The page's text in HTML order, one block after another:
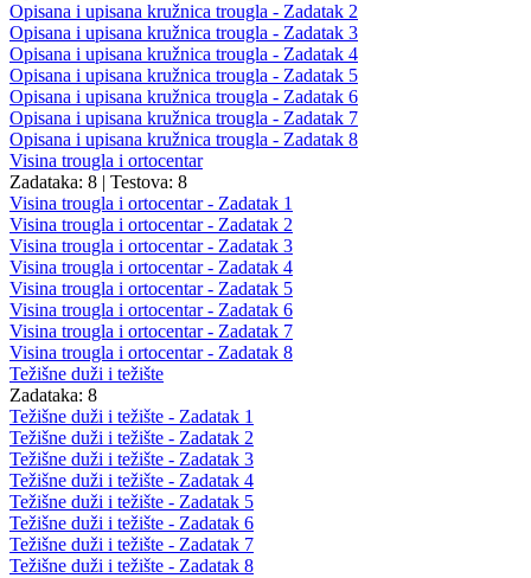
Opisana i upisana kružnica trougla - Zadatak 2
Opisana i upisana kružnica trougla - Zadatak 3
Opisana i upisana kružnica trougla - Zadatak 4
Opisana i upisana kružnica trougla - Zadatak 5
Opisana i upisana kružnica trougla - Zadatak 6
Opisana i upisana kružnica trougla - Zadatak 7
Opisana i upisana kružnica trougla - Zadatak 8
Visina trougla i ortocentar
Zadataka: 8 | Testova: 8
Visina trougla i ortocentar - Zadatak 1
Visina trougla i ortocentar - Zadatak 2
Visina trougla i ortocentar - Zadatak 3
Visina trougla i ortocentar - Zadatak 4
Visina trougla i ortocentar - Zadatak 5
Visina trougla i ortocentar - Zadatak 6
Visina trougla i ortocentar - Zadatak 7
Visina trougla i ortocentar - Zadatak 8
Težišne duži i težište
Zadataka: 8
Težišne duži i težište - Zadatak 1
Težišne duži i težište - Zadatak 2
Težišne duži i težište - Zadatak 3
Težišne duži i težište - Zadatak 4
Težišne duži i težište - Zadatak 5
Težišne duži i težište - Zadatak 6
Težišne duži i težište - Zadatak 7
Težišne duži i težište - Zadatak 8